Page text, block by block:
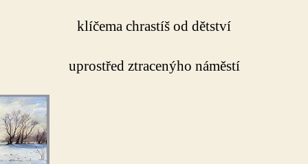
klíčema chrastíš od dětství
uprostřed ztracenýho náměstí